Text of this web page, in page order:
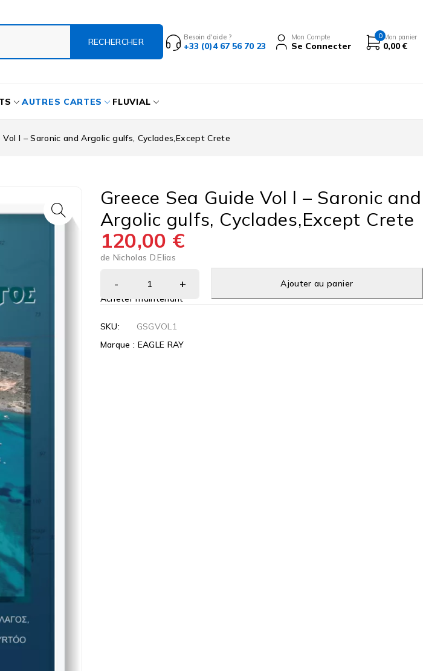
Besoin d'aide ?
+33 (0)4 67 56 70 23
Mon Compte
Se Connecter
0 Mon panier
0,00€
AUTRES CARTES FLUVIAL
Vol l – Saronic and Argolic gulfs, Cyclades,Except Crete
Greece Sea Guide Vol l – Saronic and
Argolic gulfs, Cyclades,Except Crete
120,00 €
de Nicholas D.Elias
Ajouter au panier
Acheter maintenant
SKU:
GSGVOL1
Marque : EAGLE RAY